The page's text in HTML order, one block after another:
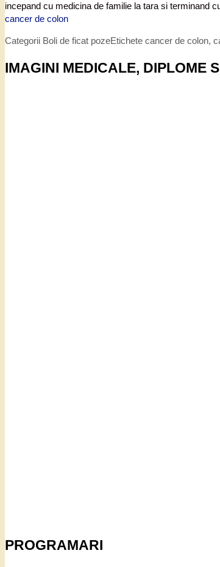
incepand cu medicina de familie la tara si terminand
cancer de colon
Categorii Boli de ficat pozeEtichete cancer de colon,
IMAGINI MEDICALE, DIPLOME
PROGRAMARI